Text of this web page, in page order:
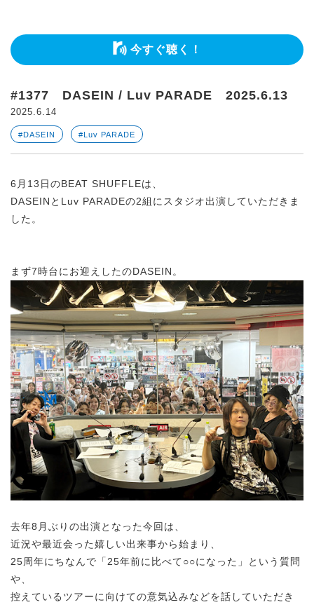
今すぐ聴く！
#1377 DASEIN / Luv PARADE 2025.6.13
2025.6.14
#DASEIN #Luv PARADE
6月13日のBEAT SHUFFLEは、
DASEINとLuv PARADEの2組にスタジオ出演していただきま
した。
まず7時台にお迎えしたのDASEIN。
去年8月ぶりの出演となった今回は、
近況や最近会った嬉しい出来事から始まり、
25周年にちなんで「25年前に比べて○○になった」という質問
や、
控えているツアーに向けての意気込みなどを話していただき